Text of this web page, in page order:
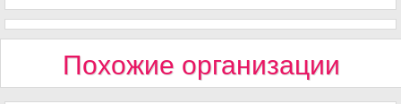
Похожие организации